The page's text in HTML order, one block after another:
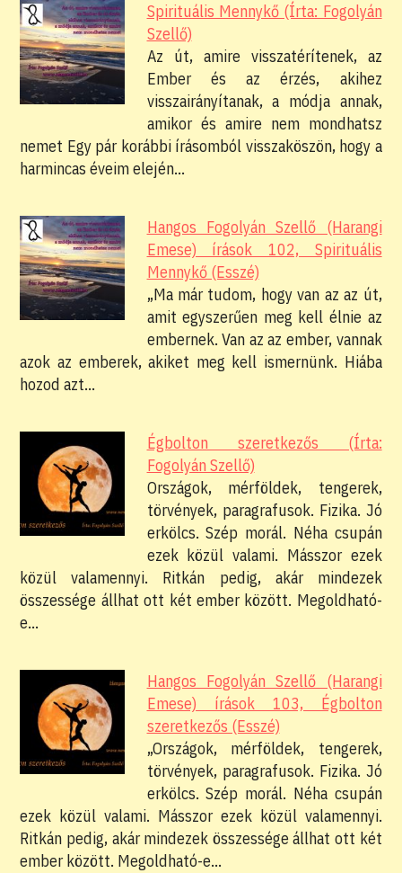
Spirituális Mennykő (Írta: Fogolyán
Szellő)
Az út, amire visszatérítenek, az
Ember és az érzés, akihez
visszairányítanak, a módja annak,
amikor és amire nem mondhatsz
nemet Egy pár korábbi írásomból visszaköszön, hogy a
harmincas éveim elején…
Hangos Fogolyán Szellő (Harangi
Emese) írások 102, Spirituális
Mennykő (Esszé)
„Ma már tudom, hogy van az az út,
amit egyszerűen meg kell élnie az
embernek. Van az az ember, vannak
azok az emberek, akiket meg kell ismernünk. Hiába
hozod azt…
Égbolton szeretkezős (Írta:
Fogolyán Szellő)
Országok, mérföldek, tengerek,
törvények, paragrafusok. Fizika. Jó
erkölcs. Szép morál. Néha csupán
ezek közül valami. Másszor ezek
közül valamennyi. Ritkán pedig, akár mindezek
összessége állhat ott két ember között. Megoldható-
e…
Hangos Fogolyán Szellő (Harangi
Emese) írások 103, Égbolton
szeretkezős (Esszé)
„Országok, mérföldek, tengerek,
törvények, paragrafusok. Fizika. Jó
erkölcs. Szép morál. Néha csupán
ezek közül valami. Másszor ezek közül valamennyi.
Ritkán pedig, akár mindezek összessége állhat ott két
ember között. Megoldható-e…